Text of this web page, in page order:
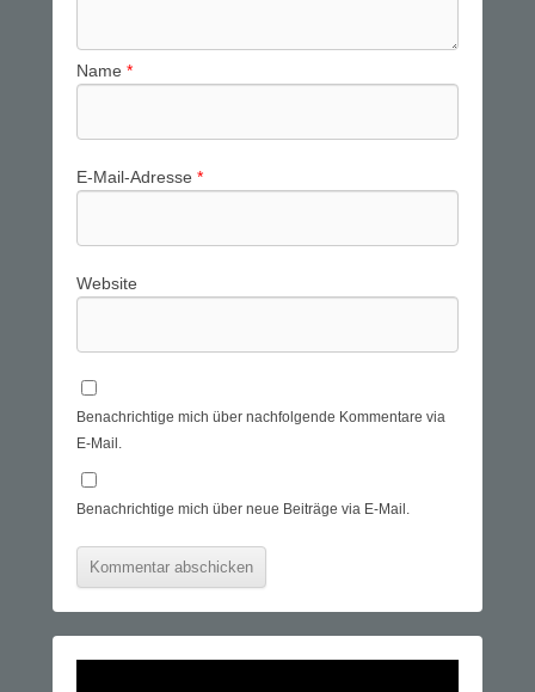
Name *
E-Mail-Adresse *
Website
Benachrichtige mich über nachfolgende Kommentare via
E-Mail.
Benachrichtige mich über neue Beiträge via E-Mail.